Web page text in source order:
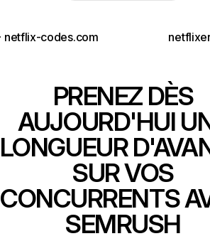
netflix-codes.com
PRENEZ DÈS
AUJOURD'HUI
LONGUEUR
SUR VOS
CONCURRENTS
SEMRUSH